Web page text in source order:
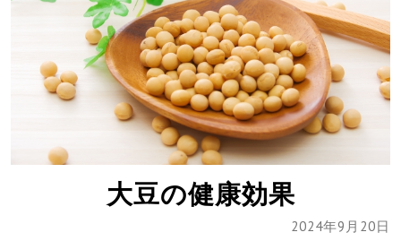
大豆の健康効果
2024年9月20日